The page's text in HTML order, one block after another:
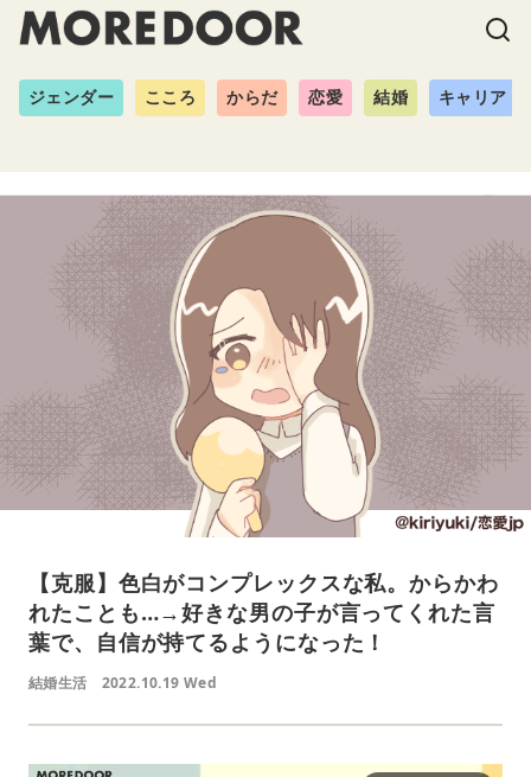
ジェンダー こころ からだ 恋愛 結婚 キャリア
【克服】色白がコンプレックスな私。からかわ
れたことも…→好きな男の子が言ってくれた言
葉で、自信が持てるようになった！
結婚生活 2022.10.19 Wed